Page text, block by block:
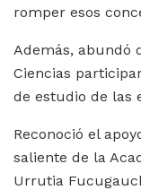
romper esos
Además, abundó
Ciencias
de estudio de las
Reconoció el
saliente de la
Urrutia